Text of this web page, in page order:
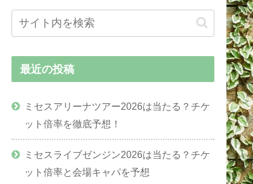
最近の投稿
ミセスアリーナツアー2026は当たる？チケ
ット倍率を徹底予想！
ミセスライブゼンジン2026は当たる？チケ
ット倍率と会場キャパを予想